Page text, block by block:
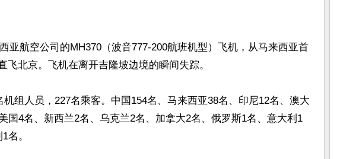
亚航空公司的MH370（波音777-200航班机型）飞机，从马来西亚首
飞北京。飞机在离开吉隆坡边境的瞬间失踪。
机组人员，227名乘客。中国154名、马来西亚38名、印尼12名、澳大
国4名、新西兰2名、乌克兰2名、加拿大2名、俄罗斯1名、意大利1
名。